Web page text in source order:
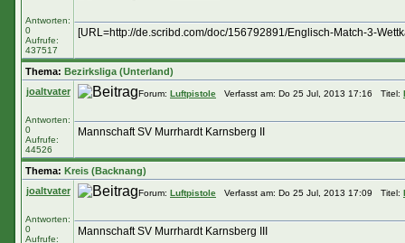
Antworten:
0
Aufrufe:
437517
[URL=http://de.scribd.com/doc/156792891/Englisch-Match-3-
Thema: Bezirksliga (Unterland)
joaltvater
Antworten:
0
Aufrufe:
44526
Forum: Luftpistole Verfasst am: Do 25 Jul, 2013 17:16 Titel:
Mannschaft SV Murrhardt Karnsberg II
Thema: Kreis (Backnang)
joaltvater
Antworten:
0
Aufrufe:
Forum: Luftpistole Verfasst am: Do 25 Jul, 2013 17:09 Titel:
Mannschaft SV Murrhardt Karnsberg III